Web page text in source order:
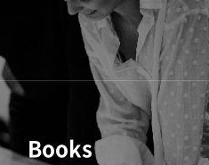
Books